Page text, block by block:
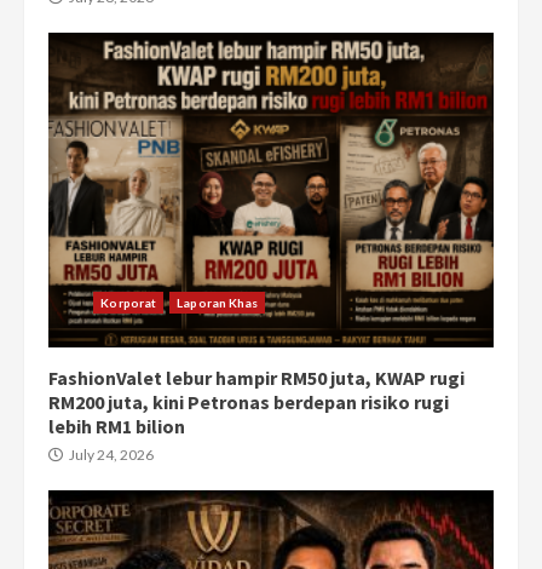
Korporat Laporan Khas
FashionValet lebur hampir RM50 juta, KWAP rugi
RM200 juta, kini Petronas berdepan risiko rugi
lebih RM1 bilion
July 24, 2026